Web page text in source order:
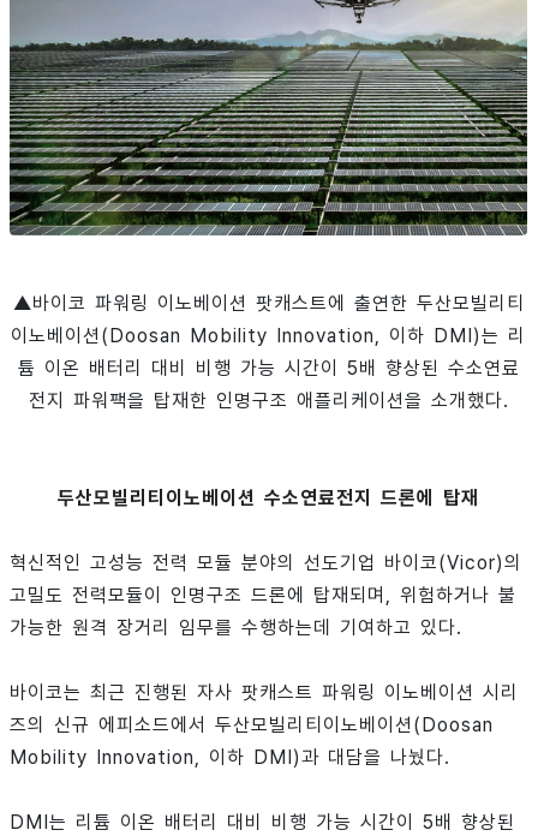
▲바이코 파워링 이노베이션 팟캐스트에 출연한 두산모빌리티
이노베이션(Doosan Mobility Innovation, 이하 DMI)는 리
튬 이온 배터리 대비 비행 가능 시간이 5배 향상된 수소연료
전지 파워팩을 탑재한 인명구조 애플리케이션을 소개했다.
두산모빌리티이노베이션 수소연료전지 드론에 탑재
혁신적인 고성능 전력 모듈 분야의 선도기업 바이코(Vicor)의
고밀도 전력모듈이 인명구조 드론에 탑재되며, 위험하거나 불
가능한 원격 장거리 임무를 수행하는데 기여하고 있다.
바이코는 최근 진행된 자사 팟캐스트 파워링 이노베이션 시리
즈의 신규 에피소드에서 두산모빌리티이노베이션(Doosan
Mobility Innovation, 이하 DMI)과 대담을 나눴다.
DMI는 리튬 이온 배터리 대비 비행 가능 시간이 5배 향상된